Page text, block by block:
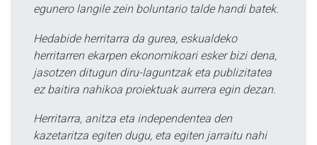
egunero langile zein boluntario talde handi batek.
Hedabide herritarra da gurea, eskualdeko
herritarren ekarpen ekonomikoari esker bizi dena,
jasotzen ditugun diru-laguntzak eta publizitatea
ez baitira nahikoa proiektuak aurrera egin dezan.
Herritarra, anitza eta independentea den
kazetaritza egiten dugu, eta egiten jarraitu nahi